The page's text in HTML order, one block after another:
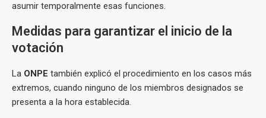
asumir temporalmente esas funciones.
Medidas para garantizar el inicio de la
votación
La ONPE también explicó el procedimiento en los casos más
extremos, cuando ninguno de los miembros designados se
presenta a la hora establecida.